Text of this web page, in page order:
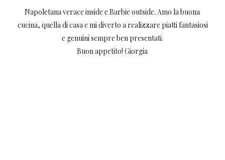
Napoletana verace inside e Barbie outside. Amo la buona
cucina, quella di casa e mi diverto a realizzare piatti fantasiosi
e genuini sempre ben presentati.
Buon appetito! Giorgia